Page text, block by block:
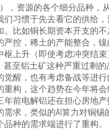
，资源的各个细分品种，
们习惯于先去看它的供给
。比如铜长期资本开支的
严控，稀土的产能整合，
枢上升（即使考虑冲突结
甚至铝土矿这种严重过剩
觉醒，也有考虑备战等进
重构，这个趋势在今年将
年前电解铝还在担心房地
求，类似的AI算力对铜锡
种的需求端进行了重构。